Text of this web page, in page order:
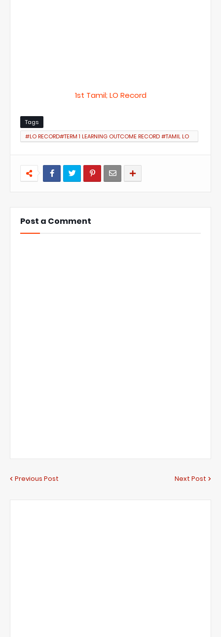
1st Tamil; LO Record
Tags
#LO RECORD#TERM 1 LEARNING OUTCOME RECORD #TAMIL LO
Post a Comment
Previous Post Next Post